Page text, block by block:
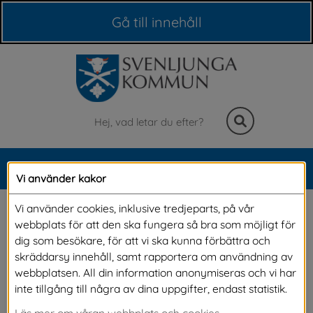
Gå till innehåll
Sök
Meny
Sommarzonen är öppen
Vi använder kakor
Vi använder cookies, inklusive tredjeparts, på vår
webbplats för att den ska fungera så bra som möjligt för
dig som besökare, för att vi ska kunna förbättra och
skräddarsy innehåll, samt rapportera om användning av
webbplatsen. All din information anonymiseras och vi har
inte tillgång till några av dina uppgifter, endast statistik.